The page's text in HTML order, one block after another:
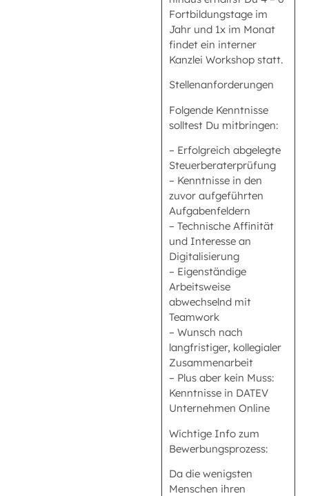
Fortbildungstage im
Jahr und 1x im Monat
findet ein interner
Kanzlei Workshop statt.
Stellenanforderungen
Folgende Kenntnisse
solltest Du mitbringen:
– Erfolgreich abgelegte
Steuerberaterprüfung
– Kenntnisse in den
zuvor aufgeführten
Aufgabenfeldern
– Technische Affinität
und Interesse an
Digitalisierung
– Eigenständige
Arbeitsweise
abwechselnd mit
Teamwork
– Wunsch nach
langfristiger, kollegialer
Zusammenarbeit
– Plus aber kein Muss:
Kenntnisse in DATEV
Unternehmen Online
Wichtige Info zum
Bewerbungsprozess:
Da die wenigsten
Menschen ihren